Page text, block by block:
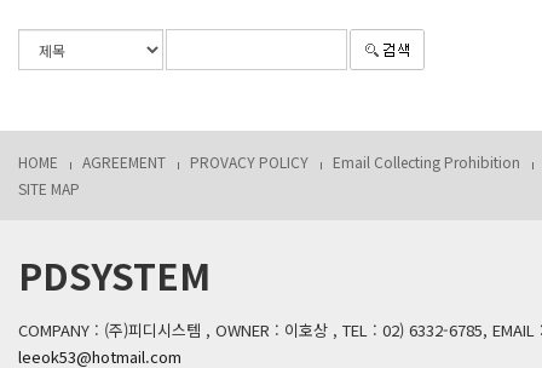
HOME AGREEMENT PROVACY POLICY
Email Collecting Prohibition
SITE MAP
PDSYSTEM
COMPANY : (주)피디시스템 , OWNER : 이호상 , TEL : 02) 6332-6785, EMAIL
leeok53@hotmail.com